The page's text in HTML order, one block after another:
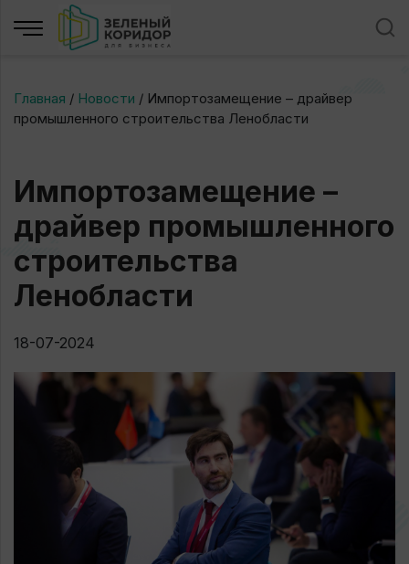
Главная / Новости / Импортозамещение – драйвер
промышленного строительства Ленобласти
Импортозамещение –
драйвер промышленного
строительства
Ленобласти
18-07-2024